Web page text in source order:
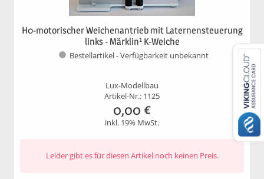
H0-motorischer Weichenantrieb mit Laternensteuerung
links - Märklin¹ K-Weiche
Bestellartikel - Verfügbarkeit unbekannt
Lux-Modellbau
Artikel-Nr.: 1125
0,00 €
inkl. 19% MwSt.
Leider gibt es für diesen Artikel noch keinen Preis.